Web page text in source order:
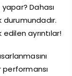
Dahası
ayrıntılar!